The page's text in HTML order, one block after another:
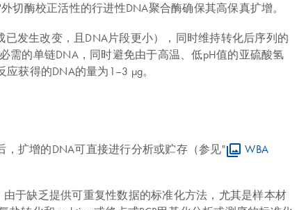
酶校正活性的行进性DNA聚合酶确保其高保真扩增。
已发生改变，且DNA片段更小），同时维持转化后序列的
需的单链DNA，同时避免由于高温、低pH值的亚硫酸氢
获得的DNA的量为1–3 μg。
，扩增的DNA可直接进行分析或贮存（参见"
WBA
于缺乏提供可重复性数据的标准化方法，尤其是样本材